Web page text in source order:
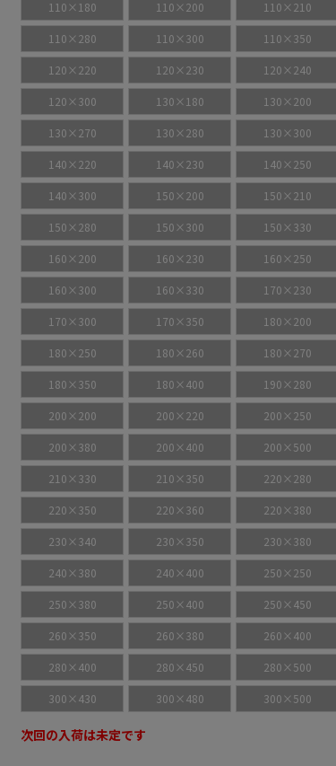
110×180 110×200 110×210
110×280 110×300 110×350
120×220 120×230 120×240
120×300 130×180 130×200
130×270 130×280 130×300
140×220 140×230 140×250
140×300 150×200 150×210
150×280 150×300 150×330
160×200 160×230 160×250
160×300 160×330 170×230
170×300 170×350 180×200
180×250 180×260 180×270
180×350 180×400 190×280
200×200 200×220 200×250
200×380 200×400 200×500
210×330 210×350 220×280
220×350 220×360 220×380
230×340 230×350 230×380
240×380 240×400 250×250
250×380 250×400 250×450
260×350 260×380 260×400
280×400 280×450 280×500
300×430 300×480 300×500
次回の入荷は未定です